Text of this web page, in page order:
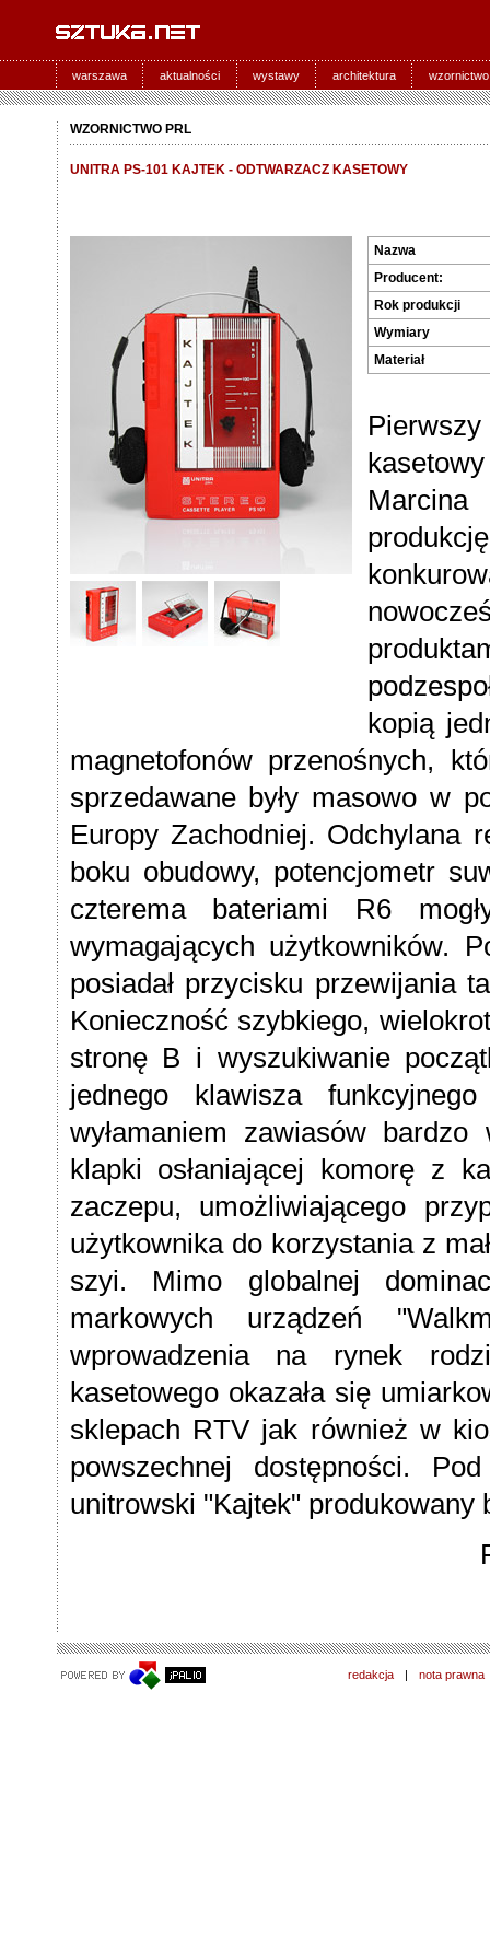
warszawa aktualności wystawy architektura wzornictwo
WZORNICTWO PRL
UNITRA PS-101 KAJTEK - ODTWARZACZ KASETOWY
Nazwa
Producent:
Rok produkcji
Wymiary
Materiał
kopią
magnetofonów przenośnych,
sprzedawane były masowo w
Europy Zachodniej. Odchylana
boku obudowy, potencjometr
czterema bateriami R6
wymagających użytkowników.
posiadał przycisku przewijania
Konieczność szybkiego,
stronę B i wyszukiwanie
jednego klawisza
wyłamaniem zawiasów
klapki osłaniającej komorę z
zaczepu, umożliwiającego
użytkownika do korzystania z
szyi. Mimo globalnej
markowych urządzeń
wprowadzenia na rynek
kasetowego okazała się
sklepach RTV jak również w
powszechnej dostępności.
unitrowski "Kajtek" produkowany
redakcja | nota prawna